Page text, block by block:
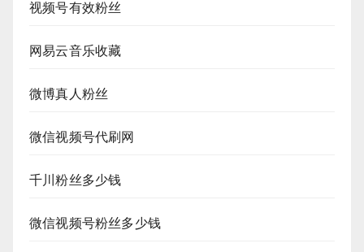
视频号有效粉丝
网易云音乐收藏
微博真人粉丝
微信视频号代刷网
千川粉丝多少钱
微信视频号粉丝多少钱